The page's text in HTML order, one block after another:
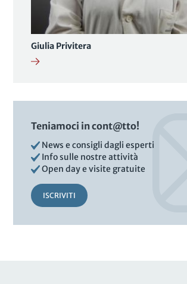
Giulia Privitera
Teniamoci in cont@tto!
News e consigli dagli esperti
Info sulle nostre attività
Open day e visite gratuite
ISCRIVITI